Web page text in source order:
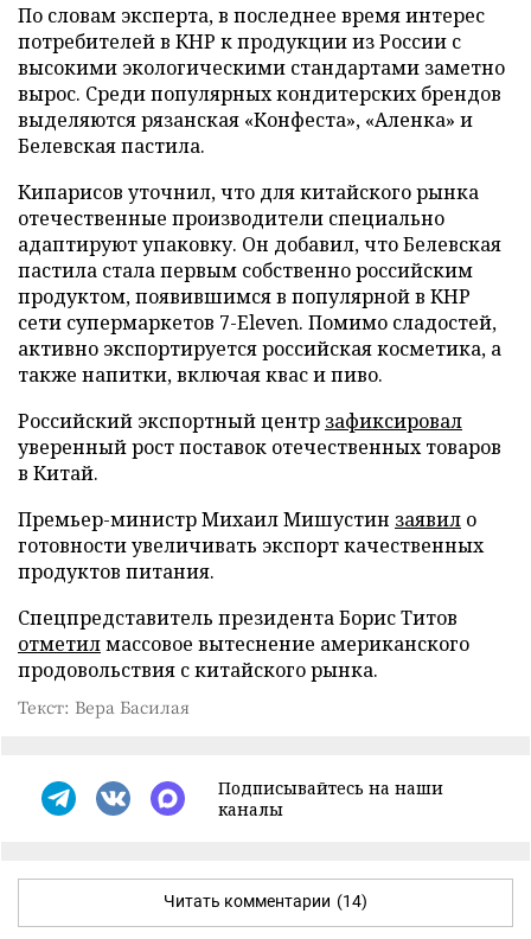
По словам эксперта, в последнее время интерес
потребителей в КНР к продукции из России с
высокими экологическими стандартами заметно
вырос. Среди популярных кондитерских брендов
выделяются рязанская «Конфеста», «Аленка» и
Белевская пастила.
Кипарисов уточнил, что для китайского рынка
отечественные производители специально
адаптируют упаковку. Он добавил, что Белевская
пастила стала первым собственно российским
продуктом, появившимся в популярной в КНР
сети супермаркетов 7-Eleven. Помимо сладостей,
активно экспортируется российская косметика, а
также напитки, включая квас и пиво.
Российский экспортный центр зафиксировал
уверенный рост поставок отечественных товаров
в Китай.
Премьер-министр Михаил Мишустин заявил о
готовности увеличивать экспорт качественных
продуктов питания.
Спецпредставитель президента Борис Титов
отметилмассовое вытеснение американского
продовольствия с китайского рынка.
Текст: Вера Басилая
Подписывайтесь на наши
каналы
Читать комментарии (14)